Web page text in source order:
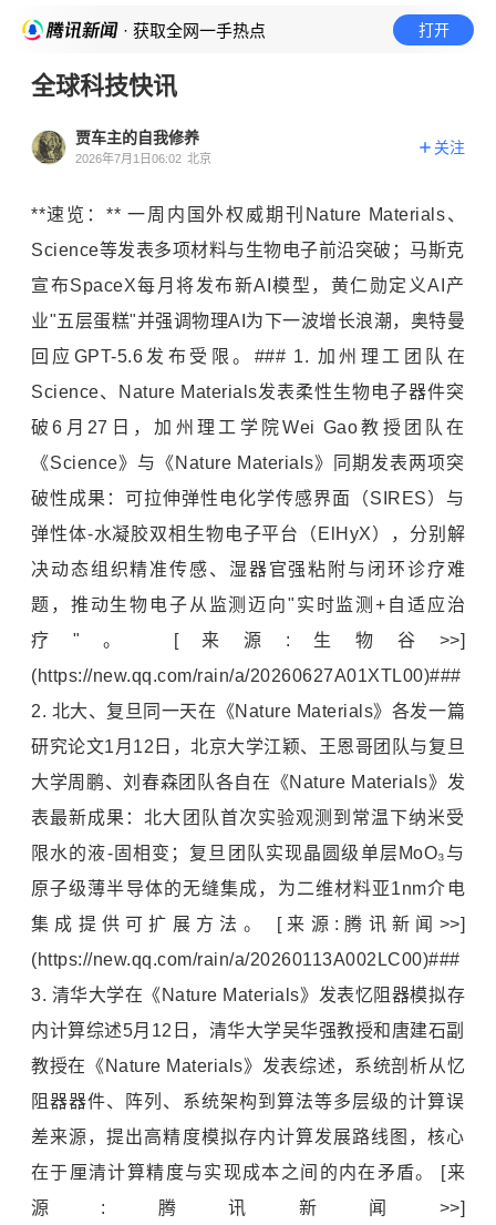
· 获取全网一手热点 打开
全球科技快讯
贾车主的自我修养
2026年7月1日06:02 北京
关注
**速览：** 一周内国外权威期刊Nature Materials、
Science等发表多项材料与生物电子前沿突破；马斯克
宣布SpaceX每月将发布新AI模型，黄仁勋定义AI产
业"五层蛋糕"并强调物理AI为下一波增长浪潮，奥特曼
回应GPT-5.6发布受限。### 1. 加州理工团队在
Science、Nature Materials发表柔性生物电子器件突
破6月27日，加州理工学院Wei Gao教授团队在
《Science》与《Nature Materials》同期发表两项突
破性成果：可拉伸弹性电化学传感界面（SIRES）与
弹性体-水凝胶双相生物电子平台（ElHyX），分别解
决动态组织精准传感、湿器官强粘附与闭环诊疗难
题，推动生物电子从监测迈向"实时监测+自适应治
疗"。 [来源:生物谷>>]
(https://new.qq.com/rain/a/20260627A01XTL00)###
2. 北大、复旦同一天在《Nature Materials》各发一篇
研究论文1月12日，北京大学江颖、王恩哥团队与复旦
大学周鹏、刘春森团队各自在《Nature Materials》发
表最新成果：北大团队首次实验观测到常温下纳米受
限水的液-固相变；复旦团队实现晶圆级单层MoO₃与
原子级薄半导体的无缝集成，为二维材料亚1nm介电
集成提供可扩展方法。 [来源:腾讯新闻>>]
(https://new.qq.com/rain/a/20260113A002LC00)###
3. 清华大学在《Nature Materials》发表忆阻器模拟存
内计算综述5月12日，清华大学吴华强教授和唐建石副
教授在《Nature Materials》发表综述，系统剖析从忆
阻器器件、阵列、系统架构到算法等多层级的计算误
差来源，提出高精度模拟存内计算发展路线图，核心
在于厘清计算精度与实现成本之间的内在矛盾。 [来
源:腾讯新闻>>]